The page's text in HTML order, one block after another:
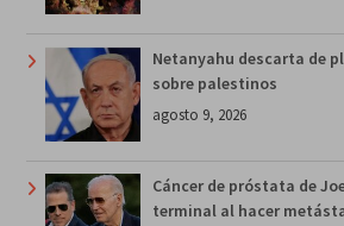
Netanyahu descarta de
sobre palestinos
agosto 9, 2026
Cáncer de próstata de
terminal al hacer